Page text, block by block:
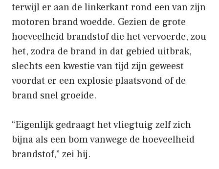
terwijl er aan de linkerkant rond een van zijn
motoren brand woedde. Gezien de grote
hoeveelheid brandstof die het vervoerde, zou
het, zodra de brand in dat gebied uitbrak,
slechts een kwestie van tijd zijn geweest
voordat er een explosie plaatsvond of de
brand snel groeide.
“Eigenlijk gedraagt ​​het vliegtuig zelf zich
bijna als een bom vanwege de hoeveelheid
brandstof,” zei hij.